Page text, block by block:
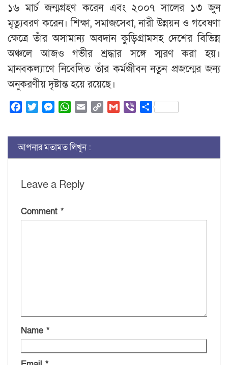
১৬ মার্চ জন্মগ্রহণ করেন এবং ২০০৭ সালের ১৩ জুন
মৃত্যুবরণ করেন। শিক্ষা, সমাজসেবা, নারী উন্নয়ন ও গবেষণা
ক্ষেত্রে তাঁর অসামান্য অবদান কুড়িগ্রামসহ দেশের বিভিন্ন
অঞ্চলে আজও গভীর শ্রদ্ধার সঙ্গে স্মরণ করা হয়।
মানবকল্যাণে নিবেদিত তাঁর কর্মজীবন নতুন প্রজন্মের জন্য
অনুকরণীয় দৃষ্টান্ত হয়ে রয়েছে।
FacebookTwitterMessenger
WhatsApp
Email Copy
Gmail ViberShare
আপনার মতামত লিখুন :
Leave a Reply
Comment *
Name *